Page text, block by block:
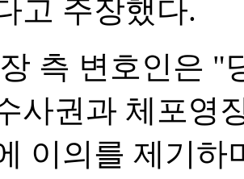
고 주장했다.
측 변호인은 "
사권과 체포영
이의를 제기